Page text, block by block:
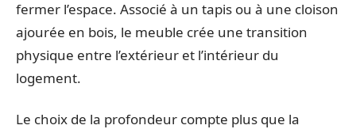
fermer l’espace. Associé à un tapis ou à une cloison
ajourée en bois, le meuble crée une transition
physique entre l’extérieur et l’intérieur du
logement.
Le choix de la profondeur compte plus que la